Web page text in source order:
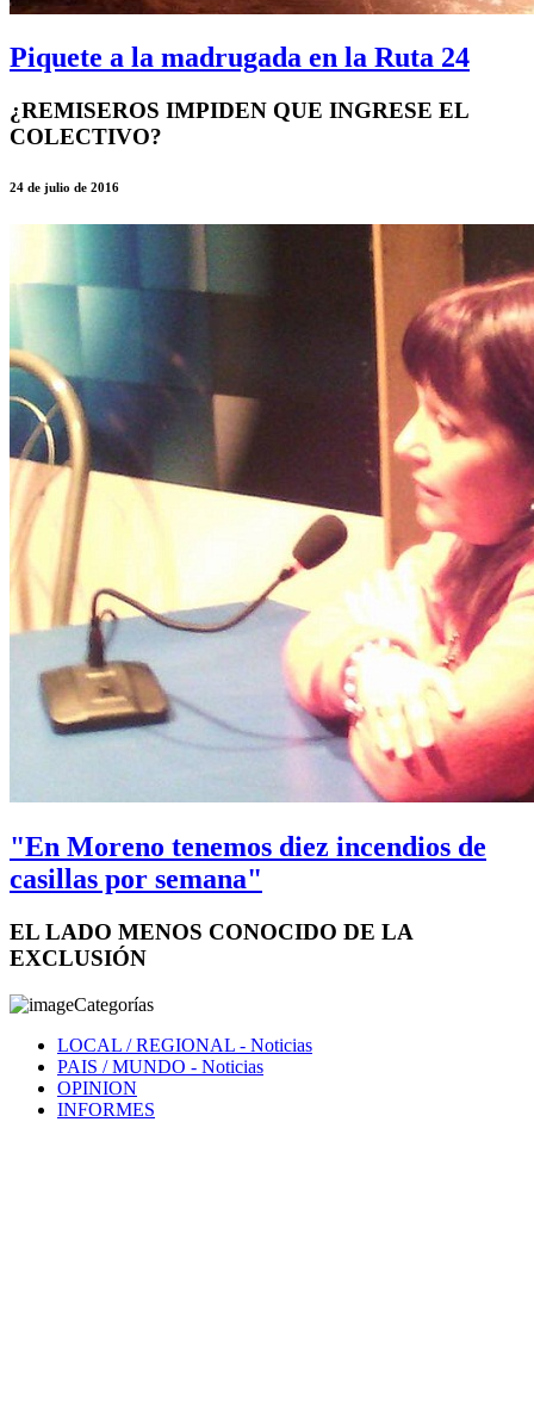
Piquete a la madrugada en la Ruta 24
¿REMISEROS IMPIDEN QUE INGRESE EL
COLECTIVO?
24 de julio de 2016
"En Moreno tenemos diez incendios de
casillas por semana"
EL LADO MENOS CONOCIDO DE LA
EXCLUSIÓN
Categorías
LOCAL / REGIONAL - Noticias
PAIS / MUNDO - Noticias
OPINION
INFORMES